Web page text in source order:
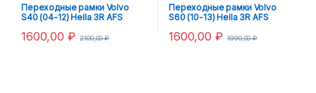
Переходные рамки Volvo
S40 (04-12) Hella 3R AFS
1600,00 ₽ 2100,00₽
Переходные рамки Volvo
S60 (10-13) Hella 3R AFS
1600,00 ₽ 1990,00₽